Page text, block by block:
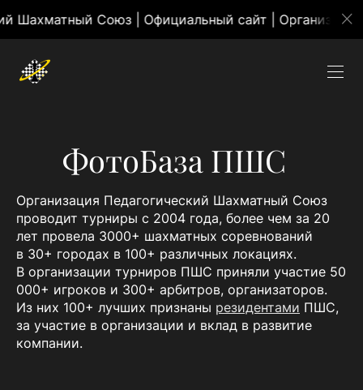
Шахматный Союз | Официальный сайт |
ФотоБаза ПШС
Организация Педагогический Шахматный Союз
проводит турниры с 2004 года, более чем за 20
лет провела 3000+ шахматных соревнований
в 30+ городах в 100+ различных локациях.
В организации турниров ПШС приняли участие 50
000+ игроков и 300+ арбитров, организаторов.
Из них 100+ лучших признаны резидентами ПШС,
за участие в организации и вклад в развитие
компании.